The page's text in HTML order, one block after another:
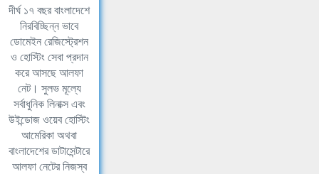
দীর্ঘ ১৭ বছর বাংলাদেশে
নিরবিচ্ছিন্ন ভাবে
ডোমেইন রেজিস্ট্রেশন
ও হোস্টিং সেবা প্রদান
করে আসছে আলফা
নেট। সুলভ মূল্যে
সর্বাধুনিক লিনাক্স এবং
উইন্ডোজ ওয়েব হোস্টিং
আমেরিকা অথবা
বাংলাদেশের ডাটাসেন্টারে
আলফা নেটের নিজস্ব